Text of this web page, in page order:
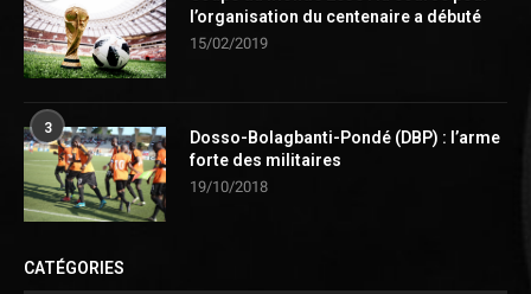
l’organisation du centenaire a débuté
15/02/2019
3
Dosso-Bolagbanti-Pondé (DBP) : l’arme
forte des militaires
19/10/2018
CATÉGORIES